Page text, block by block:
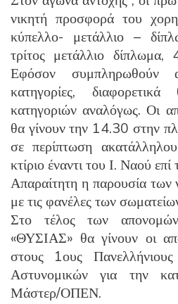
νικητή προσφορά του
κύπελλο- μετάλλιο –
τρίτος μετάλλιο δίπλωμα,
Εφόσον συμπληρωθούν
κατηγορίες,
κατηγοριών αναλόγως. Οι
θα γίνουν την 14.30 στην
σε περίπτωση
κτίριο έναντι του Ι. Ναού επί
Απαραίτητη η παρουσία των
με τις φανέλες των
Στο τέλος των
«ΘΥΣΙΑΣ» θα γίνουν οι
στους 1ους
Αστυνομικών για την
Μάστερ/ΟΠΕΝ.